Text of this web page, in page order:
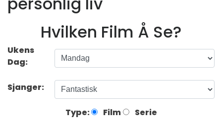
Hvilken Film Å Se?
Ukens
Dag:
Sjanger:
Type: Film Serie